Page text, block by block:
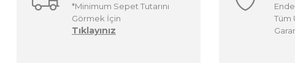
*Minimum Sepet Tutarını
Görmek İçin
Tıklayınız
Tüm